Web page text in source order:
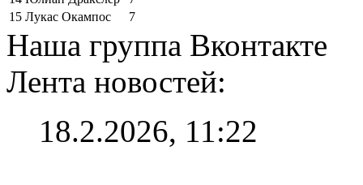
15 Лукас Окампос 7
Наша группа Вконтакте
Лента новостей:
18.2.2026, 11:22